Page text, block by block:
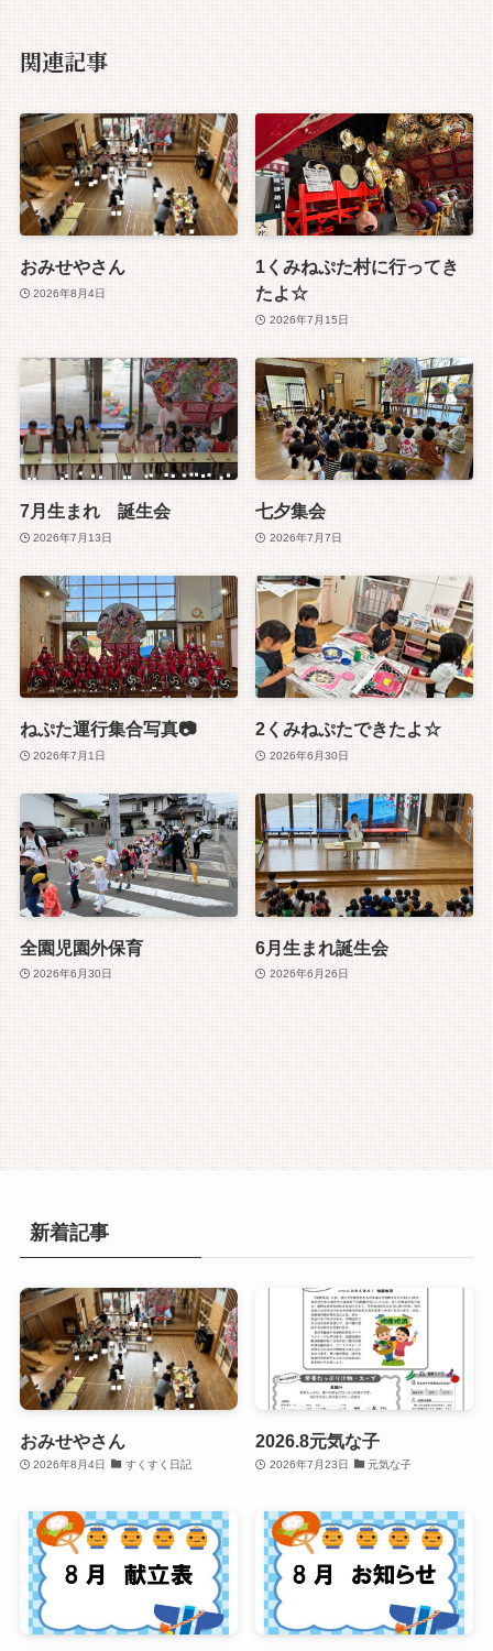
関連記事
おみせやさん
2026年8月4日
1くみねぷた村に行ってき
たよ☆
2026年7月15日
7月生まれ 誕生会
2026年7月13日
七夕集会
2026年7月7日
ねぷた運行集合写真📷
2026年7月1日
2くみねぷたできたよ☆
2026年6月30日
全園児園外保育
2026年6月30日
6月生まれ誕生会
2026年6月26日
新着記事
おみせやさん
2026年8月4日 すくすく日記
2026.8元気な子
2026年7月23日 元気な子